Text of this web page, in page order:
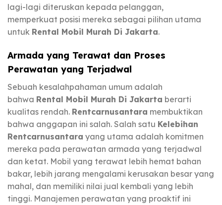
lagi-lagi diteruskan kepada pelanggan,
memperkuat posisi mereka sebagai pilihan utama
untuk Rental Mobil Murah Di Jakarta.
Armada yang Terawat dan Proses
Perawatan yang Terjadwal
Sebuah kesalahpahaman umum adalah
bahwa Rental Mobil Murah Di Jakarta berarti
kualitas rendah. Rentcarnusantara membuktikan
bahwa anggapan ini salah. Salah satu Kelebihan
Rentcarnusantara yang utama adalah komitmen
mereka pada perawatan armada yang terjadwal
dan ketat. Mobil yang terawat lebih hemat bahan
bakar, lebih jarang mengalami kerusakan besar yang
mahal, dan memiliki nilai jual kembali yang lebih
tinggi. Manajemen perawatan yang proaktif ini